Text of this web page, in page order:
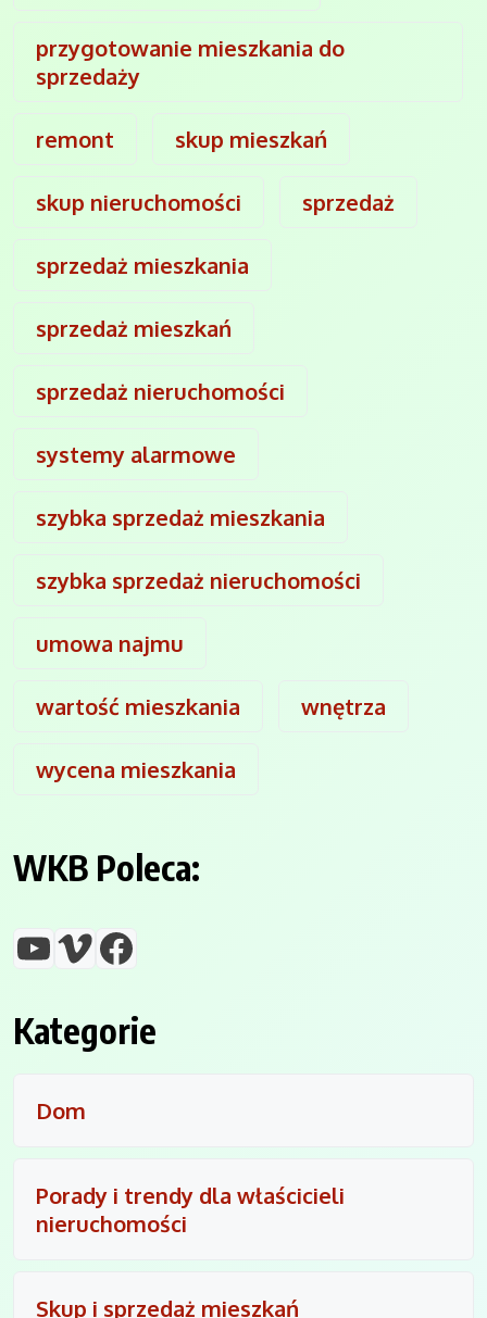
przygotowanie mieszkania do
sprzedaży
remont skup mieszkań
skup nieruchomości sprzedaż
sprzedaż mieszkania
sprzedaż mieszkań
sprzedaż nieruchomości
systemy alarmowe
szybka sprzedaż mieszkania
szybka sprzedaż nieruchomości
umowa najmu
wartość mieszkania wnętrza
wycena mieszkania
WKB Poleca:
YouTube
VimeoFacebook
Kategorie
Dom
Porady i trendy dla właścicieli
nieruchomości
Skup i sprzedaż mieszkań